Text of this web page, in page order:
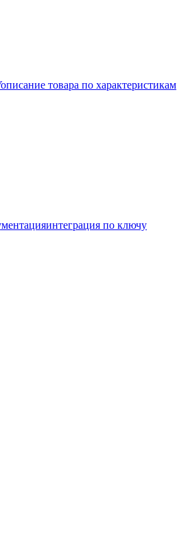
описание товара по характеристикам
интеграция по ключу